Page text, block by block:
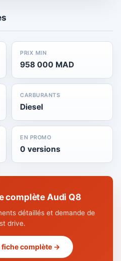
PRIX MIN
958 000 MAD
CARBURANTS
Diesel
EN PROMO
0 versions
complète Audi Q8
détaillés et demande de
drive.
fiche complète →